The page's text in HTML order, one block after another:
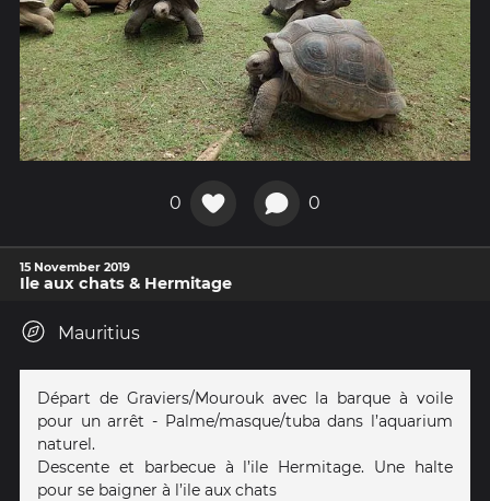
0 0
15 November 2019
Ile aux chats & Hermitage
Mauritius
Départ de Graviers/Mourouk avec la barque à voile
pour un arrêt - Palme/masque/tuba dans l’aquarium
naturel.
Descente et barbecue à l’ile Hermitage. Une halte
pour se baigner à l’ile aux chats